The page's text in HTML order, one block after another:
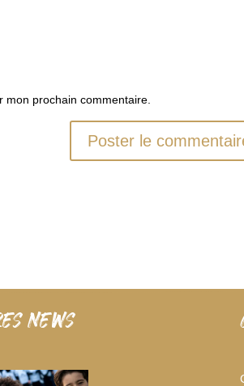
prochain commentaire.
news